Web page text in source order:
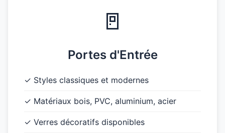
🚪
Portes d'Entrée
✓ Styles classiques et modernes
✓ Matériaux bois, PVC, aluminium, acier
✓ Verres décoratifs disponibles